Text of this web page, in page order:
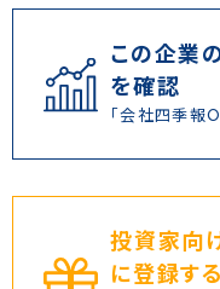
この企業
を確認
「会社四季報
投資家向
に登録する